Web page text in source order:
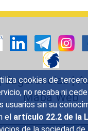
cookies de
no recaba ni
usuarios sin su
el artículo 22.2 de la
Sugerencias|
Mapa Web